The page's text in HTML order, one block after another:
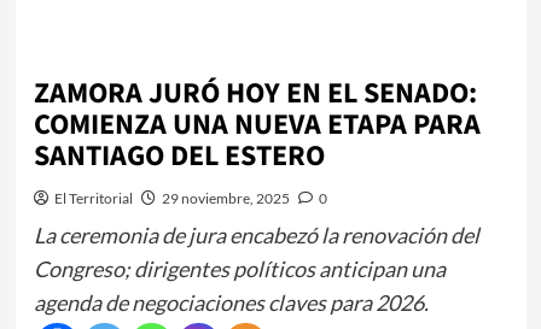
ZAMORA JURÓ HOY EN EL SENADO:
COMIENZA UNA NUEVA ETAPA PARA
SANTIAGO DEL ESTERO
El Territorial 29 noviembre, 2025 0
La ceremonia de jura encabezó la renovación del
Congreso; dirigentes políticos anticipan una
agenda de negociaciones claves para 2026.